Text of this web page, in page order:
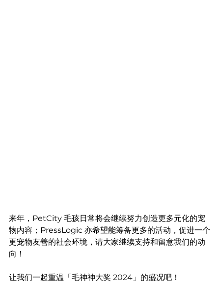
来年，PetCity 毛孩日常将会继续努力创造更多元化的宠
物内容；PressLogic 亦希望能筹备更多的活动，促进一个
更宠物友善的社会环境，请大家继续支持和留意我们的动
向！
让我们一起重温「毛神神大奖 2024」的盛况吧！